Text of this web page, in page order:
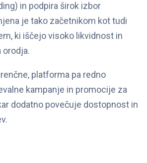
in podpira širok izbor
je tako začetnikom kot tudi
ki iščejo visoko likvidnost in
orodja.
platforma pa redno
kampanje in promocije za
dodatno povečuje dostopnost in